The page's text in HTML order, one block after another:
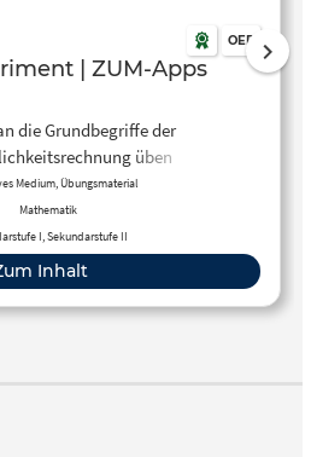
OER
| ZUM-Apps
die Grundbegriffe der
üben
Medium, Übungsmaterial
Mathematik
I, Sekundarstufe II
Inhalt